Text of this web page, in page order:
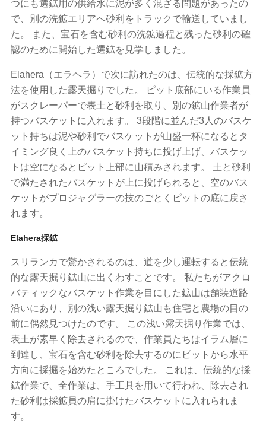
つにも選鉱用の供給水に泥が多く混ざる問題があったの
で、別の洗鉱エリアへ砂利をトラックで輸送していまし
た。 また、宝石を含む砂利の洗鉱過程と残った砂利の確
認のために開始した選鉱を見学しました。
Elahera（エラヘラ）で次に訪れたのは、伝統的な採鉱方
法を使用した露天掘りでした。 ピット底部にいる作業員
がスクレーパーで表土と砂利を取り、別の鉱山作業者が
持つバスケットに入れます。 3段階に並んだ3人のバスケ
ット持ちは泥や砂利でバスケットが山盛一杯になるとタ
イミング良く上のバスケット持ちに投げ上げ、バスケッ
トは空になるとピット上部に山積みされます。 土と砂利
で満たされたバスケットが上に投げられると、空のバス
ケットがプロジャグラーの技のごとくピットの底に戻さ
れます。
Elahera採鉱
スリランカで驚かされるのは、道を少し運転すると伝統
的な露天掘り鉱山に出くわすことです。 私たちがアクロ
バティックなバスケット作業を目にした鉱山は舗装道路
沿いにあり、別の浅い露天掘り鉱山も住宅と農場の目の
前に偶然見つけたのです。 この浅い露天掘り作業では、
表土が素早く除去されるので、作業員たちはイラム層に
到達し、宝石を含む砂利を除去するのにピットから水平
方向に採掘を始めたところでした。 これは、伝統的な採
鉱作業で、全作業は、手工具を用いて行われ、除去され
た砂利は採鉱員の肩に掛けたバスケットに入れられま
す。